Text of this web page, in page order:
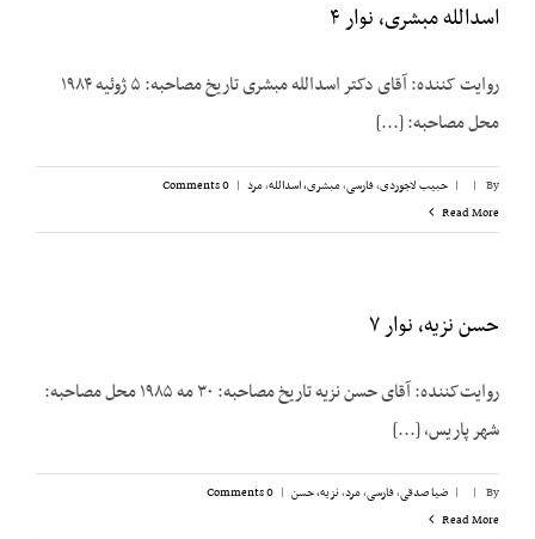
اسدالله مبشری، نوار ۴
روایت کننده: آقای دکتر اسدالله مبشری تاریخ مصاحبه: ۵ ژوئیه ۱۹۸۴
محل مصاحبه: [...]
By
|
| حبیب لاجوردی,فارسی,مبشری، اسدالله,مرد |
0 Comments
Read More
حسن نزیه، نوار ۷
روایت‌کننده: آقای حسن نزیه تاریخ مصاحبه: ۳۰ مه ۱۹۸۵ محل مصاحبه:
شهر پاریس، [...]
By
|
| ضیا صدقی,فارسی,مرد,نزیه، حسن |
0 Comments
Read More